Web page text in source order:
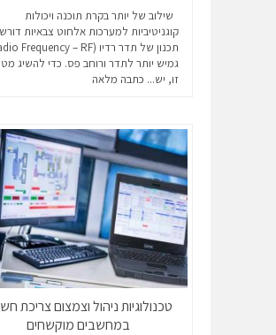
שילוב של יותר בקרת תוכנה ויכולות
קוגניטיביות למערכות אלחוט צבאיות דורש
גמיש יותר לתדר ורוחב פס. כדי להשיג
זו, יש... כתבה מלאה
טכנולוגיות ניהול וצמצום צריכת
במחשבים מוקשחים